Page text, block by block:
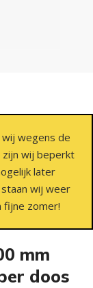
wij wegens de
wij beperkt
later
staan wij weer
fijne zomer!
mm
doos